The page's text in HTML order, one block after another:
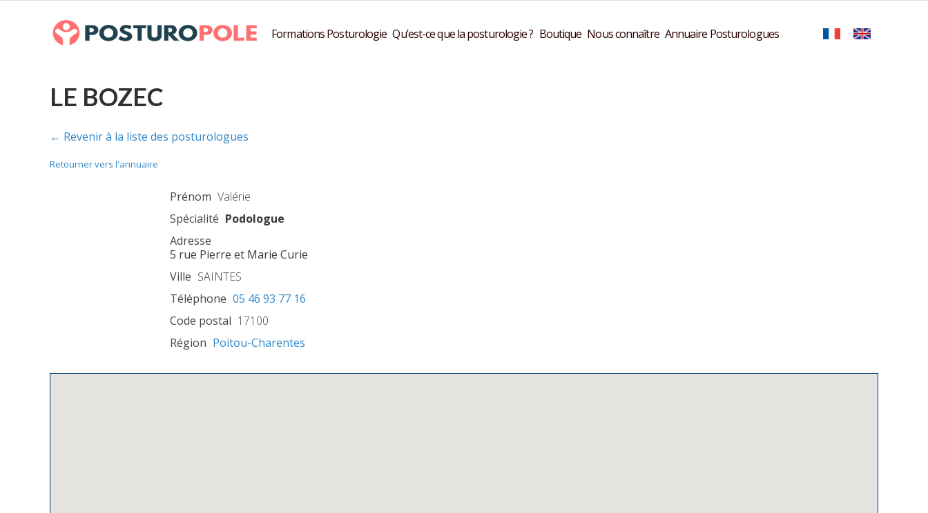
Formations Posturologie Qu’est-ce que la posturologie ? Boutique Nous connaître Annuaire Posturologues
LE BOZEC
← Revenir à la liste des posturologues
Retourner vers l'annuaire
Prénom Valérie
Spécialité Podologue
Adresse
5 rue Pierre et Marie Curie
Ville SAINTES
Téléphone 05 46 93 77 16
Code postal 17100
Région Poitou-Charentes